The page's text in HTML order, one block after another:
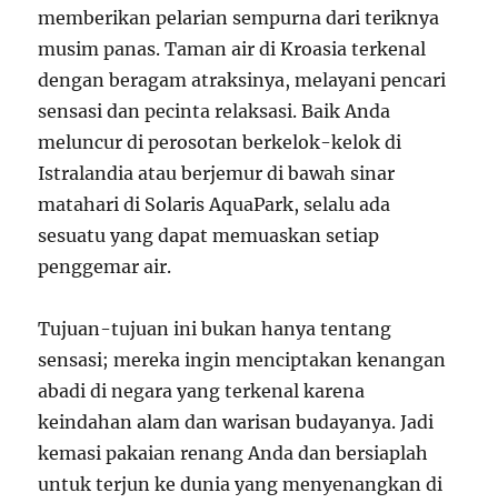
memberikan pelarian sempurna dari teriknya
musim panas. Taman air di Kroasia terkenal
dengan beragam atraksinya, melayani pencari
sensasi dan pecinta relaksasi. Baik Anda
meluncur di perosotan berkelok-kelok di
Istralandia atau berjemur di bawah sinar
matahari di Solaris AquaPark, selalu ada
sesuatu yang dapat memuaskan setiap
penggemar air.
Tujuan-tujuan ini bukan hanya tentang
sensasi; mereka ingin menciptakan kenangan
abadi di negara yang terkenal karena
keindahan alam dan warisan budayanya. Jadi
kemasi pakaian renang Anda dan bersiaplah
untuk terjun ke dunia yang menyenangkan di